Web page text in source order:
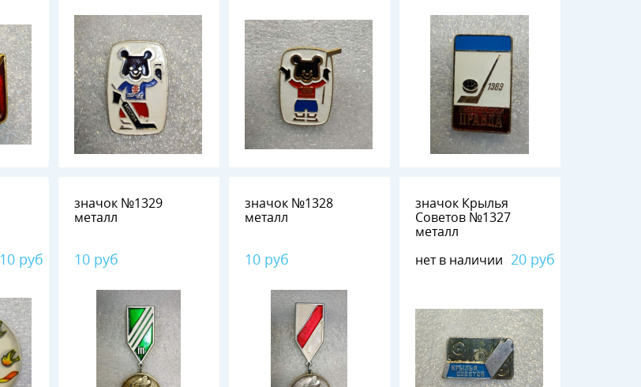
10 руб
значок №1329
металл
10 руб
значок №1328
металл
10 руб
значок Крылья
Советов №1327
металл
нет в наличии 20 руб